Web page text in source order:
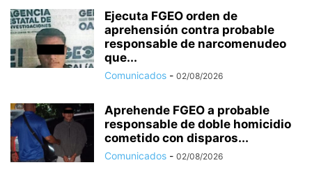
Ejecuta FGEO orden de
aprehensión contra probable
responsable de narcomenudeo
que...
Comunicados - 02/08/2026
Aprehende FGEO a probable
responsable de doble homicidio
cometido con disparos...
Comunicados - 02/08/2026